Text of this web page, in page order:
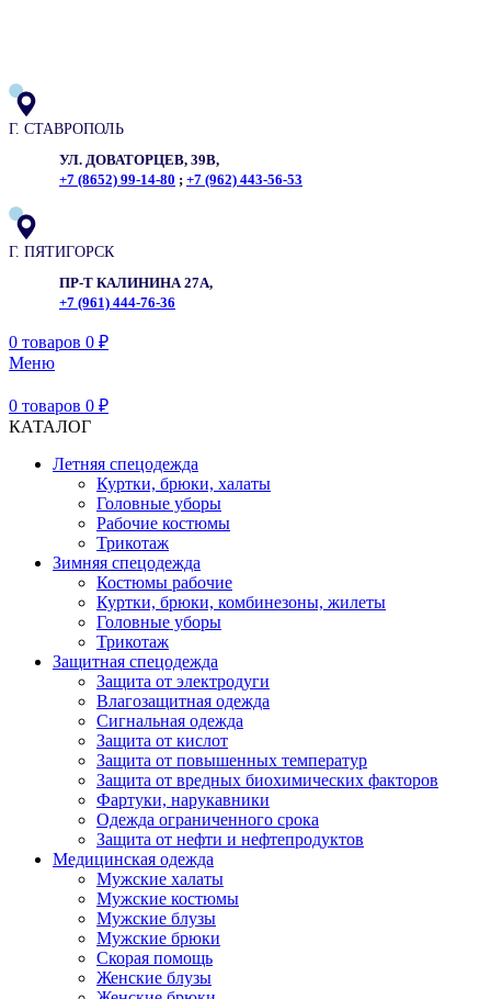
Г. СТАВРОПОЛЬ
УЛ. ДОВАТОРЦЕВ, 39В,
+7 (8652) 99-14-80 ; +7 (962) 443-56-53
Г. ПЯТИГОРСК
ПР-Т КАЛИНИНА 27А,
+7 (961) 444-76-36
0 товаров 0 ₽
Меню
0 товаров 0 ₽
КАТАЛОГ
Летняя спецодежда
Куртки, брюки, халаты
Головные уборы
Рабочие костюмы
Трикотаж
Зимняя спецодежда
Костюмы рабочие
Куртки, брюки, комбинезоны, жилеты
Головные уборы
Трикотаж
Защитная спецодежда
Защита от электродуги
Влагозащитная одежда
Сигнальная одежда
Защита от кислот
Защита от повышенных температур
Защита от вредных биохимических факторов
Фартуки, нарукавники
Одежда ограниченного срока
Защита от нефти и нефтепродуктов
Медицинская одежда
Мужские халаты
Мужские костюмы
Мужские блузы
Мужские брюки
Скорая помощь
Женские блузы